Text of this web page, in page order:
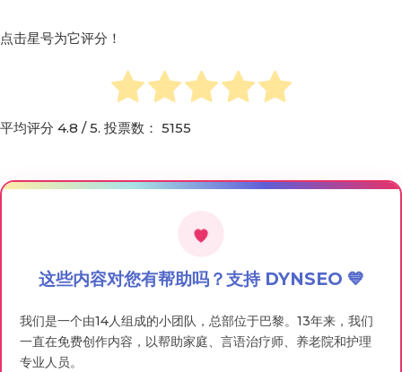
点击星号为它评分！
平均评分 4.8 / 5. 投票数： 5155
这些内容对您有帮助吗？支持 DYNSEO 💙
我们是一个由14人组成的小团队，总部位于巴黎。13年来，我们
一直在免费创作内容，以帮助家庭、言语治疗师、养老院和护理
专业人员。